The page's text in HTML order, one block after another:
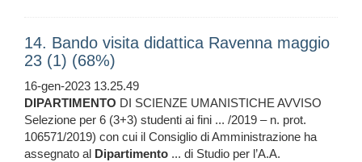
14. Bando visita didattica Ravenna maggio
23 (1) (68%)
16-gen-2023 13.25.49
DIPARTIMENTO DI SCIENZE UMANISTICHE AVVISO
Selezione per 6 (3+3) studenti ai fini ... /2019 – n. prot.
106571/2019) con cui il Consiglio di Amministrazione ha
assegnato al Dipartimento ... di Studio per l’A.A.